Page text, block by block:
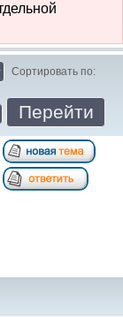
Сортировать по: